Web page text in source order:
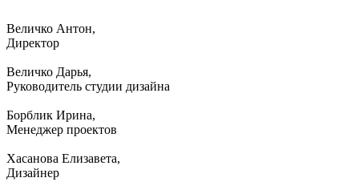
Величко Антон,
Директор
Величко Дарья,
Руководитель студии дизайна
Борблик Ирина,
Менеджер проектов
Хасанова Елизавета,
Дизайнер